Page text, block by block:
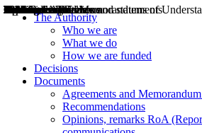
The Authority
Who we are
What we do
How we are funded
Decisions
Documents
Agreements and
Recommendations
Opinions, remarks RoA
Decisions
Opinions
Public consultations
Hearings
Recommendations
Agreements and Memorandums of
Relazioni annuali
Misure di regolazione
News
Press Releases
Bollettini ART
Convegni ART
President’s interviews
Top articles
President’s speeches and statements
2004
2005
2010
2013
2014
2015
2016
2017
2018
2019
202
2020
2021
2022
2023
2024
2025
2026
Aereo
Marittimo
Terrestre